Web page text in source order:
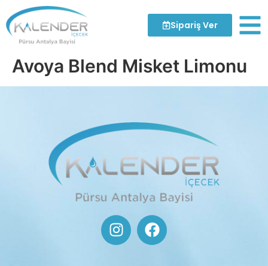
Sipariş Ver
Avoya Blend Misket Limonu